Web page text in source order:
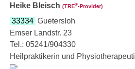
Heike Bleisch (TRE®‑Provider)
33334 Guetersloh
Emser Landstr. 23
Tel.: 05241/904330
Heilpraktikerin und